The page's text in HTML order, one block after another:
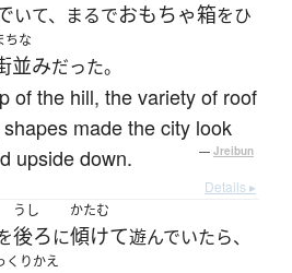
いて、まるでおもちゃ箱をひ
ちな
並みだった。
of the hill, the variety of roof
made the city look
upside down.
— Jreibun
Details ▸
うし
後ろに
かたむ
傾けて遊んでいたら、
くりかえ